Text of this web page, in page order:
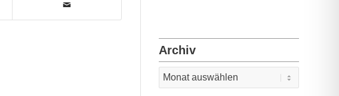
Archiv